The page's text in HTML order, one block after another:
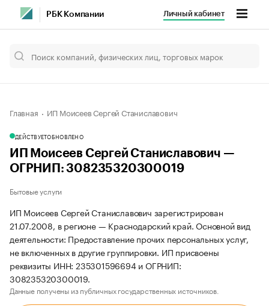
РБК Компании Личный кабинет
Главная ИП Моисеев Сергей Станиславович
ДЕЙСТВУЕТОБНОВЛЕНО
ИП Моисеев Сергей Станиславович —
ОГРНИП: 308235320300019
Бытовые услуги
ИП Моисеев Сергей Станиславович зарегистрирован
21.07.2008, в регионе — Краснодарский край. Основной вид
деятельности: Предоставление прочих персональных услуг,
не включенных в другие группировки. ИП присвоены
реквизиты ИНН: 235301596694 и ОГРНИП:
308235320300019.
Данные получены из публичных государственных источников.